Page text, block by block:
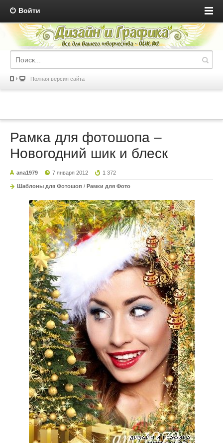
Войти
Полная версия сайта
Рамка для фотошопа –
Новогодний шик и блеск
ana1979 7 января 2012 1 372
Шаблоны для Фотошоп / Рамки для Фото